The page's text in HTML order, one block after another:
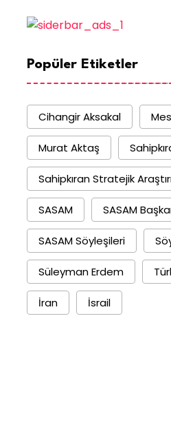
Popüler Etiketler
Cihangir Aksakal
Murat Aktaş
Sahipkıran Stratejik
SASAM SASAM
SASAM Söyleşileri
Süleyman Erdem
İran İsrail